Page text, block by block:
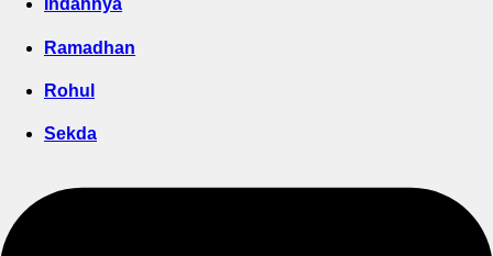
Indahnya
Ramadhan
Rohul
Sekda